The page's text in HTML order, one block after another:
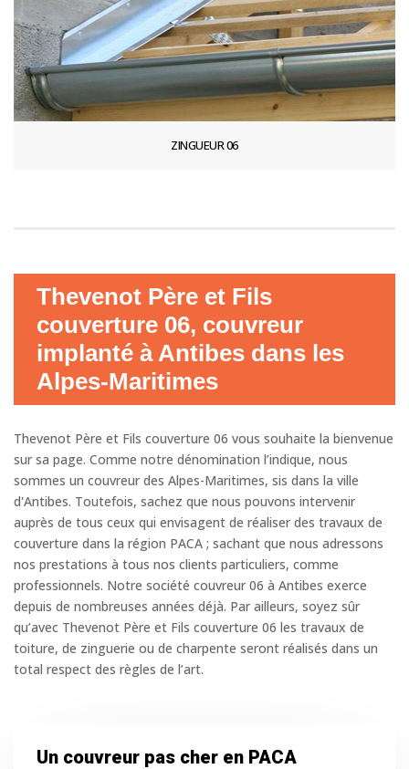
ZINGUEUR 06
Thevenot Père et Fils
couverture 06, couvreur
implanté à Antibes dans les
Alpes-Maritimes
Thevenot Père et Fils couverture 06 vous souhaite la bienvenue
sur sa page. Comme notre dénomination l’indique, nous
sommes un couvreur des Alpes-Maritimes, sis dans la ville
d'Antibes. Toutefois, sachez que nous pouvons intervenir
auprès de tous ceux qui envisagent de réaliser des travaux de
couverture dans la région PACA ; sachant que nous adressons
nos prestations à tous nos clients particuliers, comme
professionnels. Notre société couvreur 06 à Antibes exerce
depuis de nombreuses années déjà. Par ailleurs, soyez sûr
qu’avec Thevenot Père et Fils couverture 06 les travaux de
toiture, de zinguerie ou de charpente seront réalisés dans un
total respect des règles de l’art.
Un couvreur pas cher en PACA